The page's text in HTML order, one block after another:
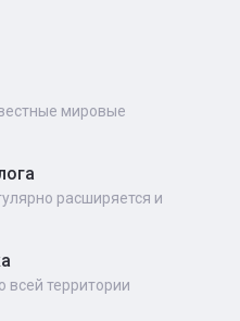
мировые
расширяется и
всей территории